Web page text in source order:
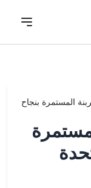
المستمرة بنجاح